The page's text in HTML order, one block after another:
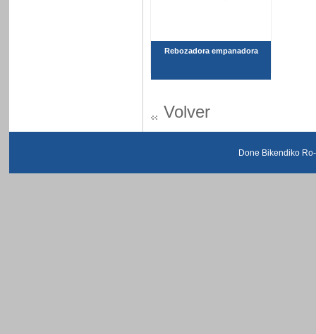
Rebozadora empanadora
Volver
Done Bikendiko